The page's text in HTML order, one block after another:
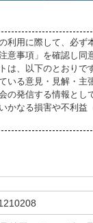
利用に際して、必ず
意事項」を確認し同
は、以下のとおりで
いる意見・見解・
の発信する情報とし
かなる損害や不利